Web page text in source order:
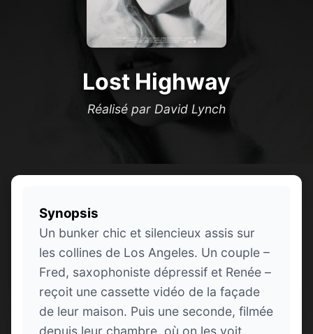
Lost Highway
Réalisé par David Lynch
Synopsis
Un bunker chic et silencieux assis sur
les collines de Los Angeles. Un couple –
Fred, saxophoniste dépressif et Renée –
reçoit une cassette vidéo de la façade
de leur maison. Puis une seconde, filmée
depuis leur chambre, où on les voit